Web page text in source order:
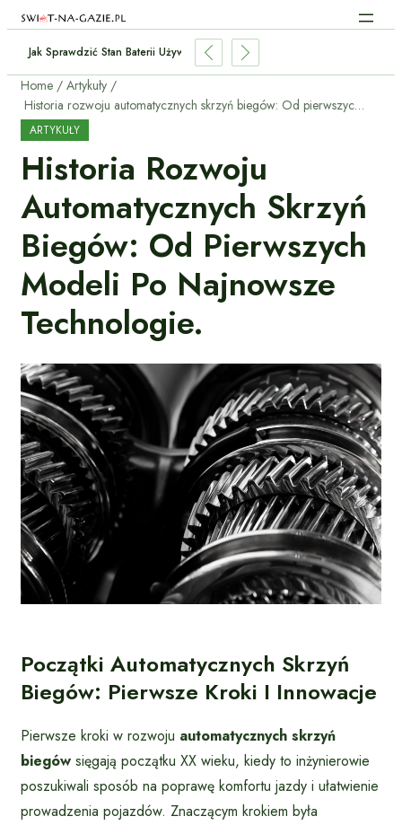
Jak Sprawdzić Stan Baterii Używanego Elektryka Przed Zakupem?
Home
Artykuły
Historia rozwoju automatycznych skrzyń biegów: Od pierwszych modeli po najnowsze technologie.
ARTYKUŁY
Historia Rozwoju
Automatycznych Skrzyń
Biegów: Od Pierwszych
Modeli Po Najnowsze
Technologie.
Początki Automatycznych Skrzyń
Biegów: Pierwsze Kroki I Innowacje
Pierwsze kroki w rozwoju automatycznych skrzyń
biegów sięgają początku XX wieku, kiedy to inżynierowie
poszukiwali sposób na poprawę komfortu jazdy i ułatwienie
prowadzenia pojazdów. Znaczącym krokiem była